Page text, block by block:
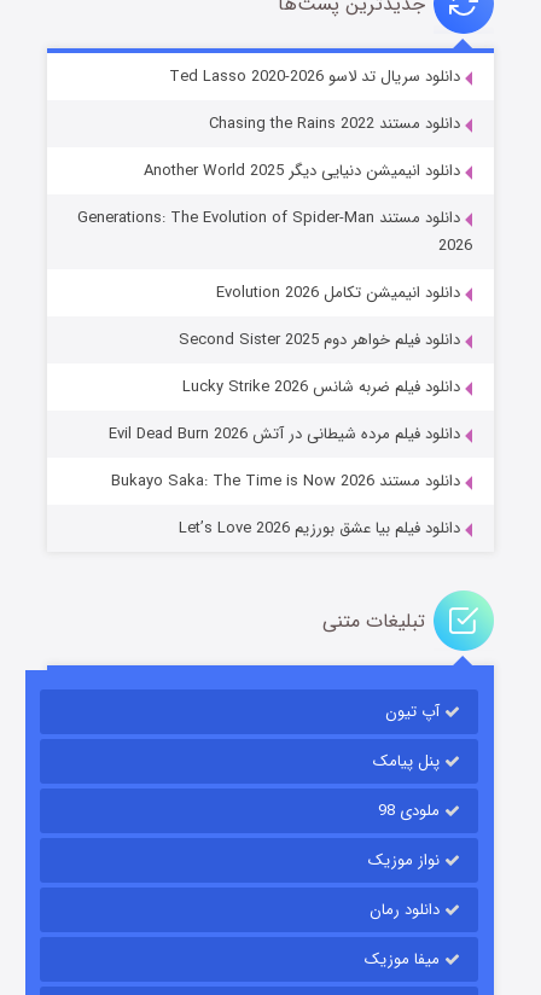
خاندان اژدها فصل ۳
جادوگری در مغولستان
باب اسفنجی فصل ۱۷
قسمت۶ (زیرنویس) منتشر شد
دانلود سریال تد لاسو Ted Lasso 2020-2026
دانلود مستند Chasing the Rains 2022
دانلود انیمیشن دنیایی دیگر Another World 2025
دانلود مستند Generations: The Evolution of Spider-Man
2026
دانلود انیمیشن تکامل Evolution 2026
دانلود فیلم خواهر دوم Second Sister 2025
دانلود فیلم ضربه شانس Lucky Strike 2026
دانلود فیلم مرده شیطانی در آتش Evil Dead Burn 2026
دانلود مستند Bukayo Saka: The Time is Now 2026
دانلود فیلم بیا عشق بورزیم Let’s Love 2026
تبلیغات متنی
آپ تیون
پنل پیامک
ملودی 98
نواز موزیک
دانلود رمان
میفا موزیک